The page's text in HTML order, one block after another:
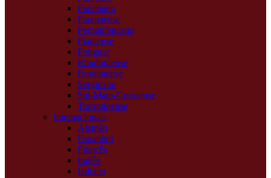
Paraibano
Paranaense
Pernambucano
Piauiense
Potiguar
Rondoniense
Roraimense
Sergipano
Sul-Mato-Grossense
Tocantinense
Internacionais
Alemão
Espanhol
Francês
Inglês
Italiano